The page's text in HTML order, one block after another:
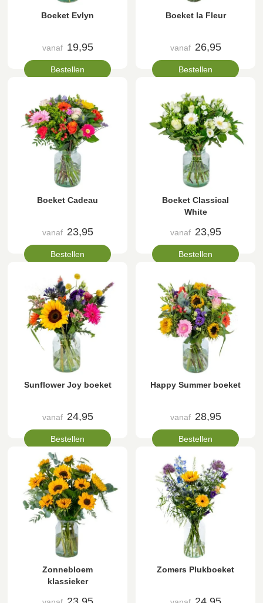
Boeket Evlyn
vanaf 19,95
Bestellen
Boeket la Fleur
vanaf 26,95
Bestellen
Boeket Cadeau
vanaf 23,95
Bestellen
Boeket Classical
White
vanaf 23,95
Bestellen
Sunflower Joy boeket
vanaf 24,95
Bestellen
Happy Summer boeket
vanaf 28,95
Bestellen
Zonnebloem
klassieker
Zomers Plukboeket